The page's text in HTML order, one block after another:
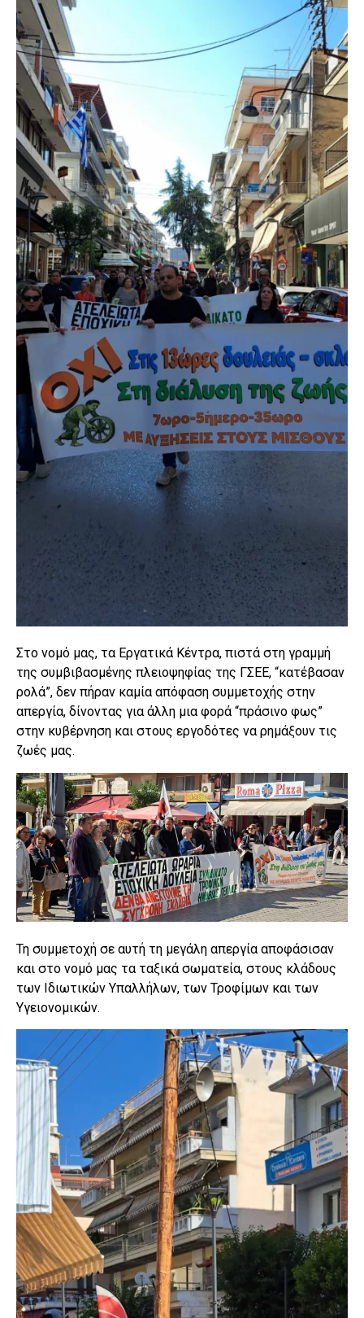
Στο νομό μας, τα Εργατικά Κέντρα, πιστά στη γραμμή
της συμβιβασμένης πλειοψηφίας της ΓΣΕΕ, “κατέβασαν
ρολά”, δεν πήραν καμία απόφαση συμμετοχής στην
απεργία, δίνοντας για άλλη μια φορά “πράσινο φως”
στην κυβέρνηση και στους εργοδότες να ρημάξουν τις
ζωές μας.
Τη συμμετοχή σε αυτή τη μεγάλη απεργία αποφάσισαν
και στο νομό μας τα ταξικά σωματεία, στους κλάδους
των Ιδιωτικών Υπαλλήλων, των Τροφίμων και των
Υγειονομικών.